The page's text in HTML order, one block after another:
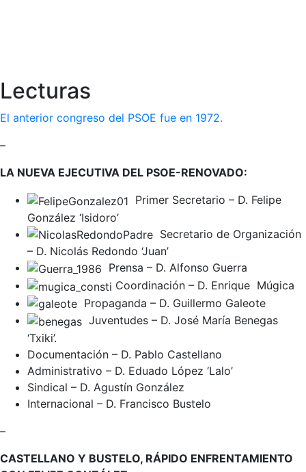
Lecturas
El anterior congreso del PSOE fue en 1972.
–
LA NUEVA EJECUTIVA DEL PSOE-RENOVADO:
Primer Secretario – D. Felipe
González ‘Isidoro’
Secretario de Organización
– D. Nicolás Redondo ‘Juan’
Prensa – D. Alfonso Guerra
Coordinación – D. Enrique Múgica
Propaganda – D. Guillermo Galeote
Juventudes – D. José María Benegas
‘Txiki’.
Documentación – D. Pablo Castellano
Administrativo – D. Eduado López ‘Lalo’
Sindical – D. Agustín González
Internacional – D. Francisco Bustelo
–
CASTELLANO Y BUSTELO, RÁPIDO ENFRENTAMIENTO